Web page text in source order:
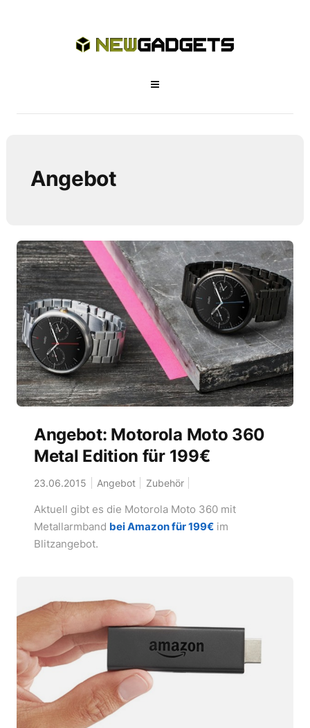
Angebot
Angebot: Motorola Moto 360
Metal Edition für 199€
23.06.2015 Angebot Zubehör
Aktuell gibt es die Motorola Moto 360 mit
Metallarmband bei Amazon für 199€im
Blitzangebot.